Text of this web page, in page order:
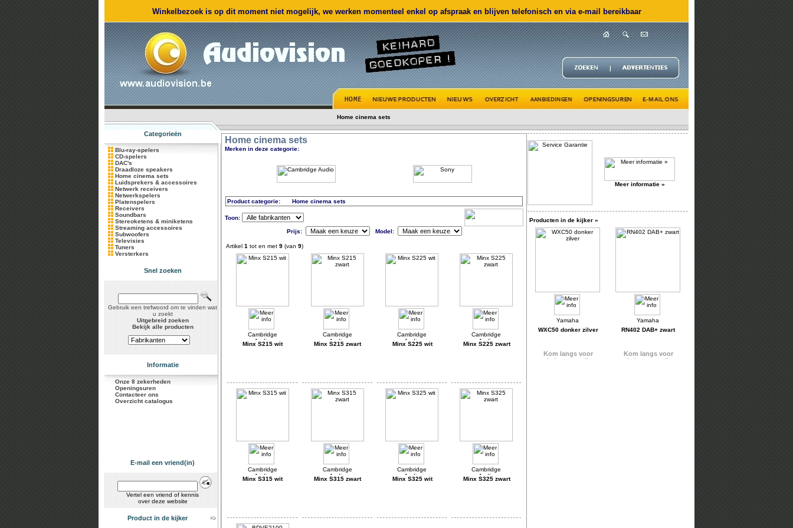
Winkelbezoek is op dit moment niet mogelijk, we werken momenteel enkel op afspraak en blijven telefonisch en via e-mail bereikbaar
Home cinema sets
Categorieën
Blu-ray-spelers
CD-spelers
DAC's
Draadloze speakers
Home cinema sets
Luidsprekers & accessoires
Netwerk receivers
Netwerkspelers
Platenspelers
Receivers
Soundbars
Stereoketens & miniketens
Streaming accessoires
Subwoofers
Televisies
Tuners
Versterkers
Snel zoeken
Gebruik een trefwoord om te vinden wat
u zoekt
Uitgebreid zoeken
Bekijk alle producten
Informatie
Onze 8 zekerheden
Openingsuren
Contacteer ons
Overzicht catalogus
E-mail een vriend(in)
Vertel een vriend of kennis
over deze website
Product in de kijker
Home cinema sets
Merken in deze categorie:
Product categorie: Home cinema sets
Toon:
Prijs: Model:
Artikel 1 tot en met 9 (van 9)
Minx S215 wit Minx S215 zwart Minx S225 wit Minx S225 zwart
Minx S315 wit Minx S315 zwart Minx S325 wit Minx S325 zwart
Meer informatie »
Producten in de kijker »
WXC50 donker zilver RN402 DAB+ zwart